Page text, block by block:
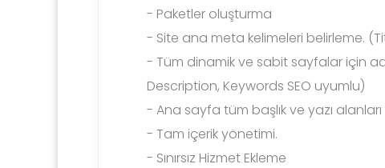
- Paketler oluşturma
- Site ana meta kelimeleri belirleme.
- Tüm dinamik ve sabit sayfalar için
Description, Keywords SEO uyumlu)
- Ana sayfa tüm başlık ve yazı
- Tam içerik yönetimi.
- Sınırsız Hizmet Ekleme